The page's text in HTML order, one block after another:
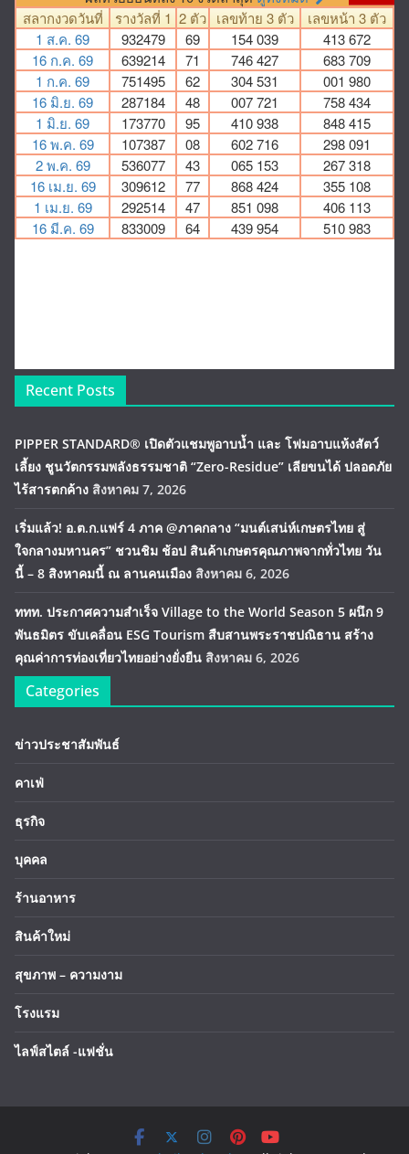
Recent Posts
PIPPER STANDARD® เปิดตัวแชมพูอาบน้ำ และ โฟมอาบแห้งสัตว์
เลี้ยง ชูนวัตกรรมพลังธรรมชาติ “Zero-Residue” เลียขนได้ ปลอดภัย
ไร้สารตกค้าง สิงหาคม 7, 2026
เริ่มแล้ว! อ.ต.ก.แฟร์ 4 ภาค @ภาคกลาง “มนต์เสน่ห์เกษตรไทย สู่
ใจกลางมหานคร” ชวนชิม ช้อป สินค้าเกษตรคุณภาพจากทั่วไทย วัน
นี้ – 8 สิงหาคมนี้ ณ ลานคนเมือง สิงหาคม 6, 2026
ททท. ประกาศความสำเร็จ Village to the World Season 5 ผนึก 9
พันธมิตร ขับเคลื่อน ESG Tourism สืบสานพระราชปณิธาน สร้าง
คุณค่าการท่องเที่ยวไทยอย่างยั่งยืน สิงหาคม 6, 2026
Categories
ข่าวประชาสัมพันธ์
คาเฟ่
ธุรกิจ
บุคคล
ร้านอาหาร
สินค้าใหม่
สุขภาพ – ความงาม
โรงแรม
ไลฟ์สไตล์ -แฟชั่น